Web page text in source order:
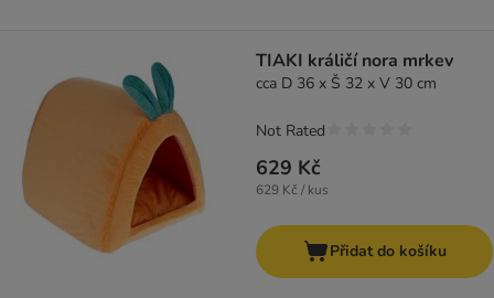
TIAKI králičí nora mrkev
cca D 36 x Š 32 x V 30 cm
629 Kč
629 Kč / kus
Not Rated
Přidat do košíku